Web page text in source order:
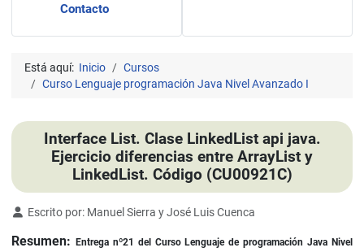
Contacto
Está aquí: Inicio
Cursos
Curso Lenguaje programación Java Nivel Avanzado I
Interface List. Clase LinkedList api java.
Ejercicio diferencias entre ArrayList y
LinkedList. Código (CU00921C)
Detalles
Escrito por: Manuel Sierra y José Luis Cuenca
Resumen:
Entrega nº21 del Curso Lenguaje de programación Java Nivel